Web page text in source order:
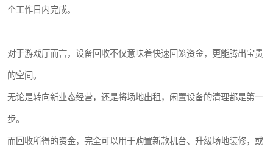
个工作日内完成。
对于游戏厅而言，设备回收不仅意味着快速回笼资金，更能腾出宝贵
的空间。
无论是转向新业态经营，还是将场地出租，闲置设备的清理都是第一
步。
而回收所得的资金，完全可以用于购置新款机台、升级场地装修，或